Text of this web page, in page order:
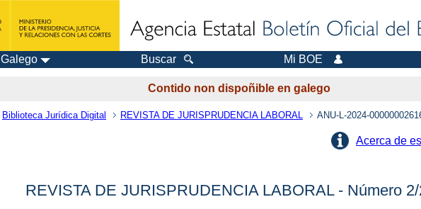
Galego Buscar Mi BOE
Contido non dispoñible en galego
Biblioteca Jurídica Digital REVISTA DE JURISPRUDENCIA LABORAL ANU-L-2024-
Acerca de
REVISTA DE JURISPRUDENCIA LABORAL - Número